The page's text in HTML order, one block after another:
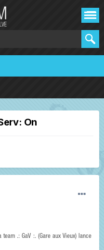
On
.: GaV :. (Gare aux Vieux) lance